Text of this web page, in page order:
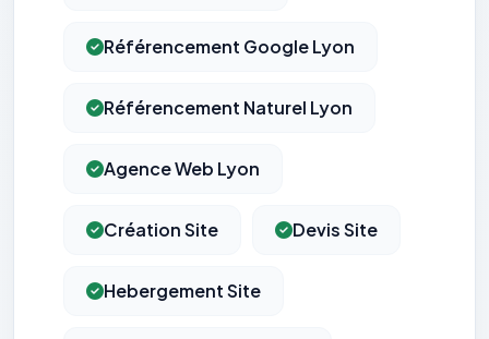
Référencement Google Lyon
Référencement Naturel Lyon
Agence Web Lyon
Création Site Devis Site
Hebergement Site